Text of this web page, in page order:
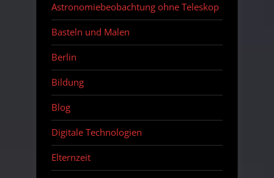
Astronomiebeobachtung ohne Teleskop
Basteln und Malen
Berlin
Bildung
Blog
Digitale Technologien
Elternzeit